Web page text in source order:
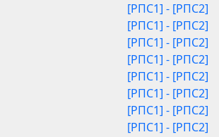
[РПС1] - [РПС2]
[РПС1] - [РПС2]
[РПС1] - [РПС2]
[РПС1] - [РПС2]
[РПС1] - [РПС2]
[РПС1] - [РПС2]
[РПС1] - [РПС2]
[РПС1] - [РПС2]